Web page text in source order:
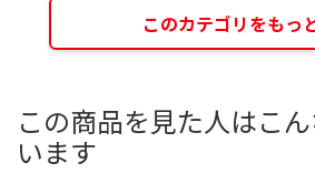
このカテゴリをもっ
この商品を見た人はこ
います